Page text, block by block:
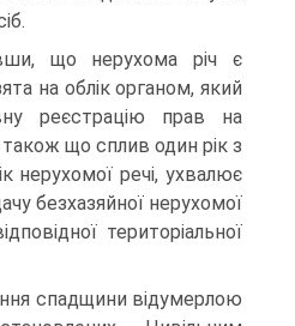
що нерухома річ є
на облік органом, який
реєстрацію прав на
що сплив один рік з
нерухомої речі, ухвалює
безхазяйної нерухомої
територіальної
спадщини відумерлою